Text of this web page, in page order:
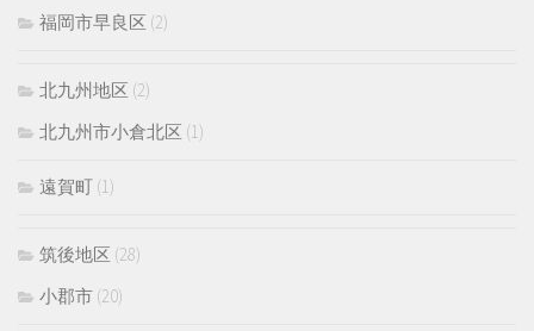
福岡市早良区 (2)
北九州地区 (2)
北九州市小倉北区 (1)
遠賀町 (1)
筑後地区 (28)
小郡市 (20)